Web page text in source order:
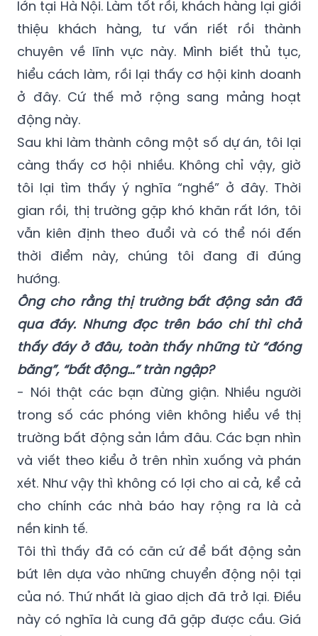
nói là cơ hội. Là luật sư, tôi có quen một số
khách hàng kinh doanh bất động sản khá
lớn tại Hà Nội. Làm tốt rồi, khách hàng lại giới
thiệu khách hàng, tư vấn riết rồi thành
chuyên về lĩnh vực này. Mình biết thủ tục,
hiểu cách làm, rồi lại thấy cơ hội kinh doanh
ở đây. Cứ thế mở rộng sang mảng hoạt
động này.
Sau khi làm thành công một số dự án, tôi lại
càng thấy cơ hội nhiều. Không chỉ vậy, giờ
tôi lại tìm thấy ý nghĩa “nghề” ở đây. Thời
gian rồi, thị trường gặp khó khăn rất lớn, tôi
vẫn kiên định theo đuổi và có thể nói đến
thời điểm này, chúng tôi đang đi đúng
hướng.
Ông cho rằng thị trường bất động sản đã
qua đáy. Nhưng đọc trên báo chí thì chả
thấy đáy ở đâu, toàn thấy những từ “đóng
băng”, “bất động…” tràn ngập?
- Nói thật các bạn đừng giận. Nhiều người
trong số các phóng viên không hiểu về thị
trường bất động sản lắm đâu. Các bạn nhìn
và viết theo kiểu ở trên nhìn xuống và phán
xét. Như vậy thì không có lợi cho ai cả, kể cả
cho chính các nhà báo hay rộng ra là cả
nền kinh tế.
Tôi thì thấy đã có căn cứ để bất động sản
bứt lên dựa vào những chuyển động nội tại